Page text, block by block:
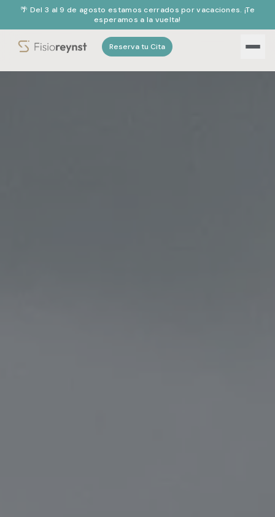
🌴 Del 3 al 9 de agosto estamos cerrados por vacaciones. ¡Te
esperamos a la vuelta!
Reserva tu Cita